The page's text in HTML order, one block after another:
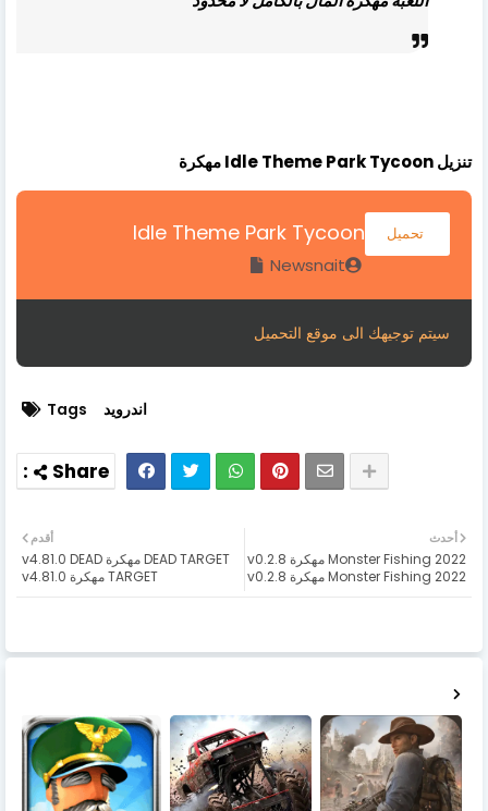
تنزيل Idle Theme Park Tycoon مهكرة
Idle Theme Park Tycoon تحميل
Newsnait
سيتم توجيهك الى موقع التحميل
Tags اندرويد
أحدث
Monster Fishing 2022 مهكرة v0.2.8
Monster Fishing 2022 مهكرة v0.2.8
أقدم
DEAD TARGET مهكرة v4.81.0 DEAD
TARGET مهكرة v4.81.0